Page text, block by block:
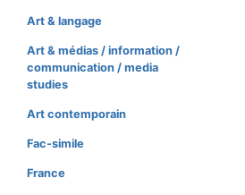
Art & langage
Art & médias / information /
communication / media
studies
Art contemporain
Fac-simile
France